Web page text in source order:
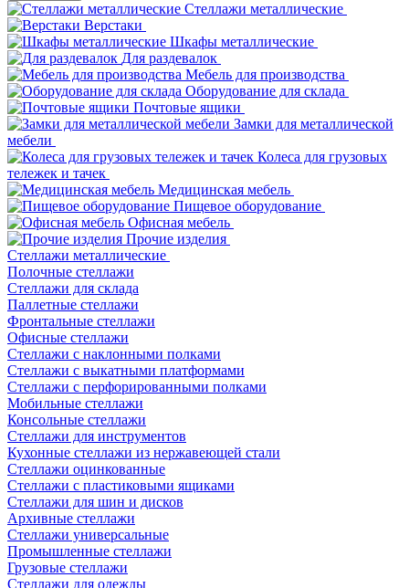
Стеллажи металлические
Верстаки
Шкафы металлические
Для раздевалок
Мебель для производства
Оборудование для склада
Почтовые ящики
Замки для металлической
мебели
Колеса для грузовых
тележек и тачек
Медицинская мебель
Пищевое оборудование
Офисная мебель
Прочие изделия
Стеллажи металлические
Полочные стеллажи
Стеллажи для склада
Паллетные стеллажи
Фронтальные стеллажи
Офисные стеллажи
Стеллажи с наклонными полками
Стеллажи с выкатными платформами
Стеллажи с перфорированными полками
Мобильные стеллажи
Консольные стеллажи
Стеллажи для инструментов
Кухонные стеллажи из нержавеющей стали
Стеллажи оцинкованные
Стеллажи с пластиковыми ящиками
Стеллажи для шин и дисков
Архивные стеллажи
Стеллажи универсальные
Промышленные стеллажи
Грузовые стеллажи
Стеллажи для одежды